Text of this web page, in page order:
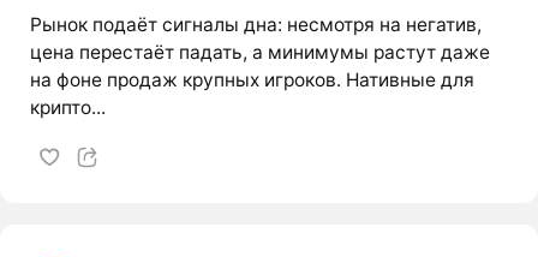
Рынок подаёт сигналы дна: несмотря на негатив,
цена перестаёт падать, а минимумы растут даже
на фоне продаж крупных игроков. Нативные для
крипто...